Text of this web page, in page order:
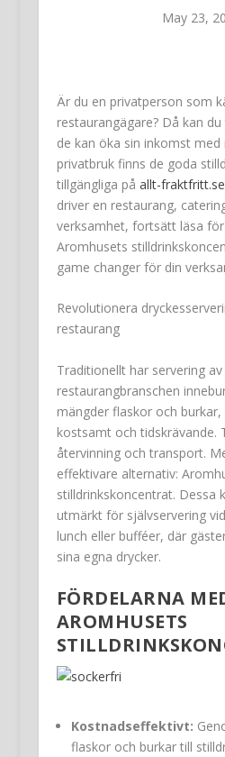
May 23,
Är du en privatperson som
restaurangägare? Då kan
de kan öka sin inkomst
privatbruk finns de goda
tillgängliga på allt-fraktfritt.se
driver en restaurang,
verksamhet, fortsätt läsa
Aromhusets
game changer för din
Revolutionera
restaurang
Traditionellt har servering av
restaurangbranschen
mängder flaskor och
kostsamt och tidskrävande.
återvinning och transport.
effektivare alternativ:
stilldrinkskoncentrat. Dessa
utmärkt för självservering
lunch eller bufféer, där
sina egna drycker.
FÖRDELARNA
AROMHUSETS
Kostnadseffektivt:
flaskor och burkar till